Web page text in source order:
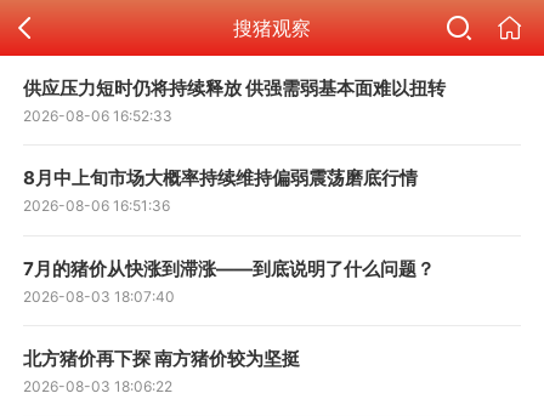
搜猪观察
供应压力短时仍将持续释放 供强需弱基本面难以扭转
2026-08-06 16:52:33
8月中上旬市场大概率持续维持偏弱震荡磨底行情
2026-08-06 16:51:36
7月的猪价从快涨到滞涨——到底说明了什么问题？
2026-08-03 18:07:40
北方猪价再下探 南方猪价较为坚挺
2026-08-03 18:06:22